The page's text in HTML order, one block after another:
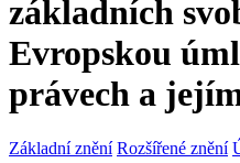
základních
Evropskou
právech a
Základní znění Rozšířené znění